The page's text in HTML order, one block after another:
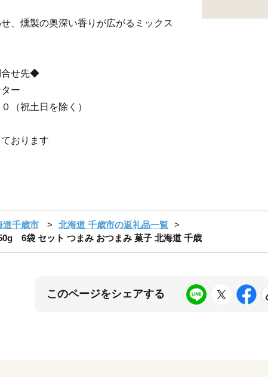
、燻製の奥深い香りが広がるミックス
合せ先◆
ー
（祝土日を除く）
おります
道千歳市
北海道 千歳市の返礼品一覧
6袋 セット つまみ おつまみ 菓子 北海道 千歳
このページをシェアする